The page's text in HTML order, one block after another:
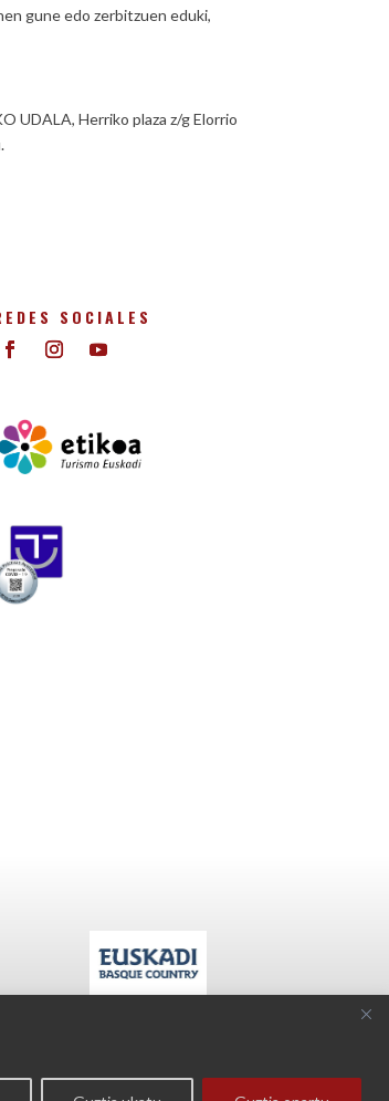
gune edo zerbitzuen eduki,
UDALA, Herriko plaza z/g Elorrio
SOCIALES